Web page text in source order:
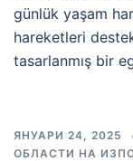
günlük yaşam
hareketleri
tasarlanmış bir
ЯНУАРИ 24, 2025
ОБЛАСТИ НА